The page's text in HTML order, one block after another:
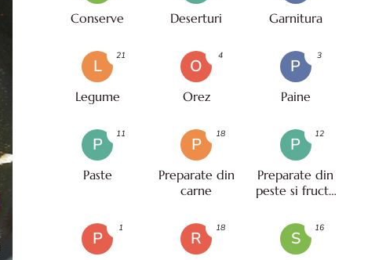
Conserve Deserturi Garnitura
L
Legume
21
O
Orez
4
P
Paine
3
P
Paste
11
P
Preparate din
carne
18
P
Preparate din
peste si fructe
12
P
1
R
18
S
16